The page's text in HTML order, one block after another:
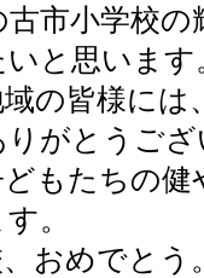
古市小学校
と思います
の皆様には
りがとうご
もたちの
。
おめでとう